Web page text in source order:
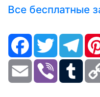
Все бесплатные
FacebookTwitter
Email Viber